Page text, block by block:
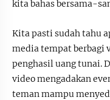
kita bahas bersama-
Kita pasti sudah tahu
media tempat berbagi
penghasil uang tunai.
video mengadakan
teman mampu